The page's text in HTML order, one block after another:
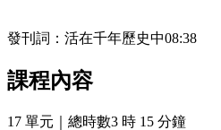
發刊詞：活在千年歷史中08:38
課程內容
17 單元 ｜總時數3 時 15 分鐘